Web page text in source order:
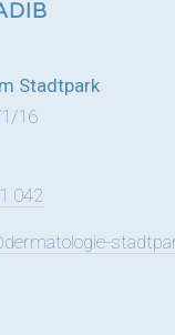
Stadtpark
16
042